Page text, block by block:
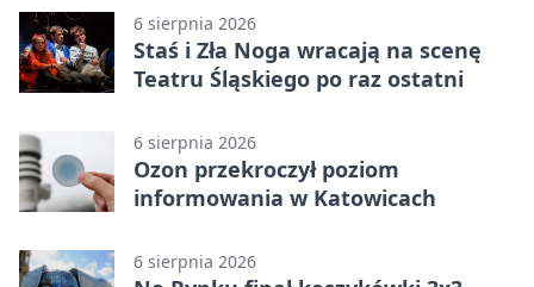
rundy kwalifikacyjnej
6 sierpnia 2026
Staś i Zła Noga wracają na scenę
Teatru Śląskiego po raz ostatni
6 sierpnia 2026
Ozon przekroczył poziom
informowania w Katowicach
6 sierpnia 2026